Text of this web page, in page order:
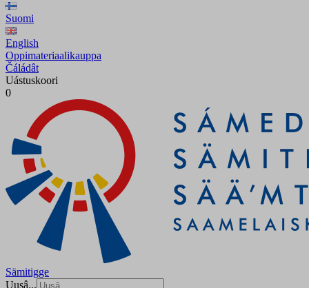
Suomi
English
Oppimateriaalikauppa
Čáládât
Uástuskoori
0
Sämitigge
Uusâ...